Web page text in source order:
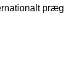
præg